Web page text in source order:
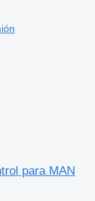
para MAN